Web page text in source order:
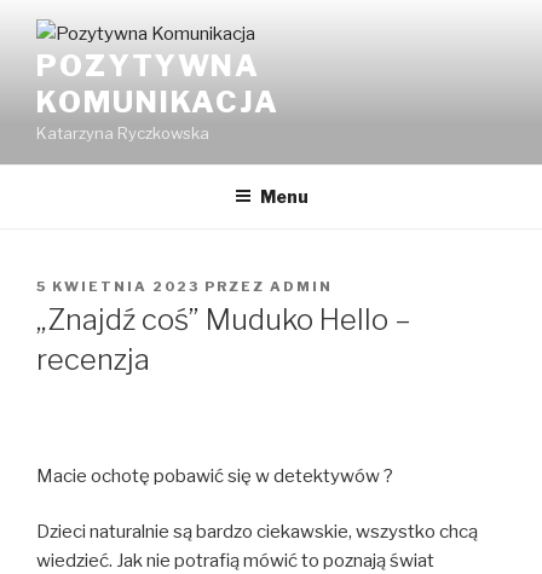
treściPOZYTYWNA
KOMUNIKACJA
Katarzyna Ryczkowska
Menu
OPUBLIKOWANE
W
5 KWIETNIA 2023 PRZEZ ADMIN
„Znajdź coś” Muduko Hello –
recenzja
Macie ochotę pobawić się w detektywów ?
Dzieci naturalnie są bardzo ciekawskie, wszystko chcą
wiedzieć. Jak nie potrafią mówić to poznają świat